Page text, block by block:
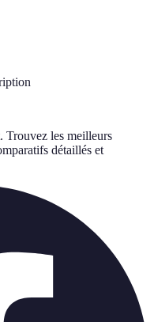
Trouvez les meilleurs
détaillés et